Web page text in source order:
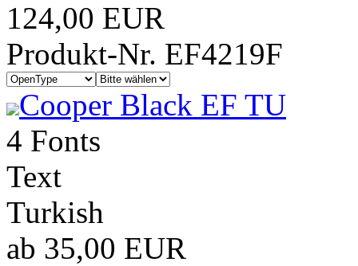
124,00 EUR
Produkt-Nr. EF4219F
Cooper Black EF TU
4 Fonts
Text
Turkish
ab 35,00 EUR